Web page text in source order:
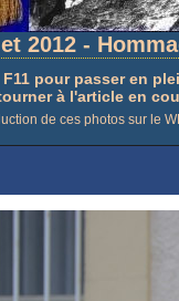
2012 -
pour passer en
à l'article en
de ces photos sur le